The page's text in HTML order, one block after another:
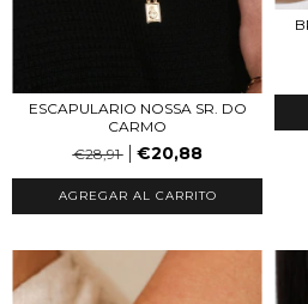
ESCAPULARIO NOSSA SR. DO
CARMO
€28,91
€20,88
AGREGAR AL CARRITO